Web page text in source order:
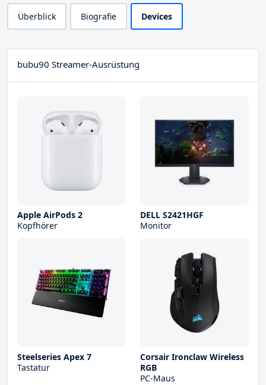
Überblick Biografie Devices
bubu90 Streamer-Ausrüstung
Apple AirPods 2
Kopfhörer
DELL S2421HGF
Monitor
Steelseries Apex 7
Tastatur
Corsair Ironclaw Wireless
RGB
PC-Maus